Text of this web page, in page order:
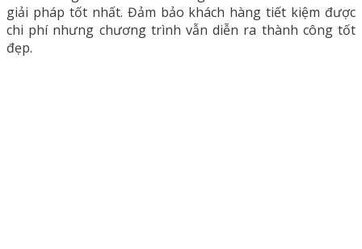
giải pháp tốt nhất. Đảm bảo khách hàng tiết kiệm được
chi phí nhưng chương trình vẫn diễn ra thành công tốt
đẹp.